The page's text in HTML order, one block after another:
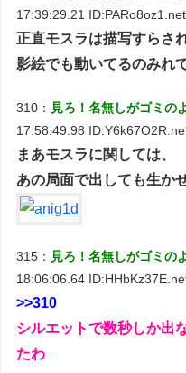
17:39:29.21 ID:PARo8oz1.net
正直モスラは描写すらさ
影絵でも動いてるのみれ
310： 見ろ！名無しがゴミの
17:58:49.98
まあモスラに関しては、
あの局面で出しても生か
315： 見ろ！名無しがゴミの
18:06:06.64
>>310
シルエットで数秒しか出
たわ